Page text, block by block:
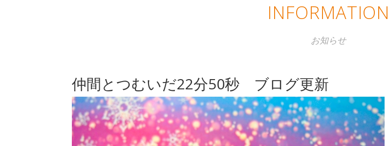
INFORMATION
お知らせ
仲間とつむいだ22分50秒 ブログ更新